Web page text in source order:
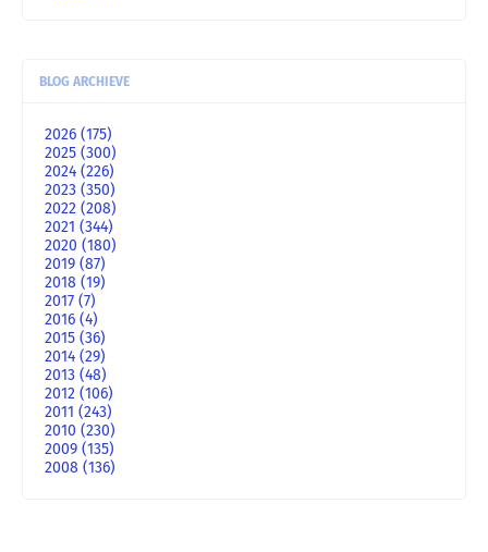
BLOG ARCHIEVE
2026 (175)
2025 (300)
2024 (226)
2023 (350)
2022 (208)
2021 (344)
2020 (180)
2019 (87)
2018 (19)
2017 (7)
2016 (4)
2015 (36)
2014 (29)
2013 (48)
2012 (106)
2011 (243)
2010 (230)
2009 (135)
2008 (136)